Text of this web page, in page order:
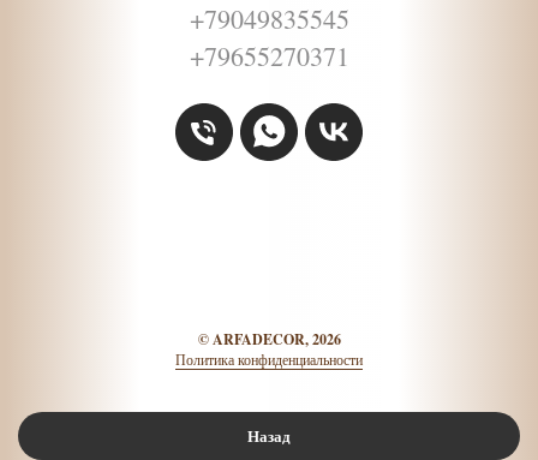
Назад
+79049835545
+79655270371
©ARFADECOR, 2026
Политика конфиденциальности